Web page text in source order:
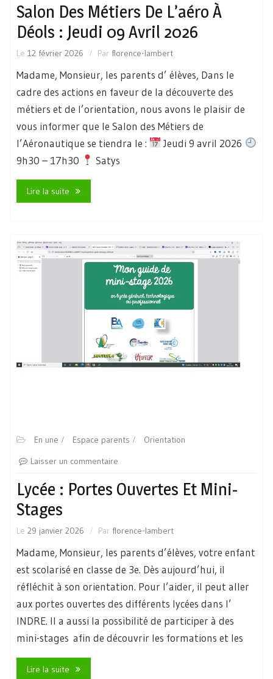
Salon Des Métiers De L’aéro À
Déols : Jeudi 09 Avril 2026
Le 12 février 2026 Par florence-lambert
Madame, Monsieur, les parents d’ élèves, Dans le
cadre des actions en faveur de la découverte des
métiers et de l’orientation, nous avons le plaisir de
vous informer que le Salon des Métiers de
l’Aéronautique se tiendra le :
Jeudi 9 avril 2026
9h30 – 17h30
Satys
Lire la suite
En une Espace parents
Orientation
Laisser un commentaire
Lycée : Portes Ouvertes Et Mini-
Stages
Le 29 janvier 2026 Par florence-lambert
Madame, Monsieur, les parents d’élèves, votre enfant
est scolarisé en classe de 3e. Dès aujourd’hui, il
réfléchit à son orientation. Pour l’aider, il peut aller
aux portes ouvertes des différents lycées dans l’
INDRE. Il a aussi la possibilité de participer à des
mini-stages afin de découvrir les formations et les
Lire la suite